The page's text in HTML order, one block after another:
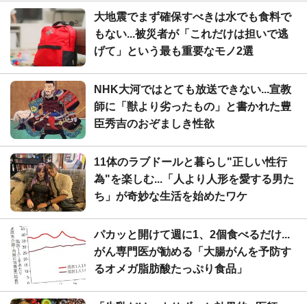
大地震でまず確保すべきは水でも食料で
もない...被災者が「これだけは担いで逃
げて」という最も重要なモノ2選
NHK大河ではとても放送できない...宣教
師に「獣より劣ったもの」と書かれた豊
臣秀吉のおぞましき性欲
11体のラブドールと暮らし"正しい性行
為"を楽しむ...「人より人形を愛する男た
ち」が奇妙な生活を始めたワケ
パカッと開けて週に1、2個食べるだけ...
がん専門医が勧める「大腸がんを予防す
るオメガ脂肪酸たっぷり食品」